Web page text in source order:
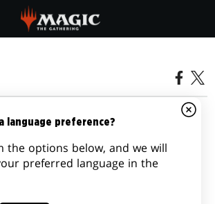
DI PRERELEASE DI
DINASTIA NEON
language preference?
the options below, and we will
preferred language in the